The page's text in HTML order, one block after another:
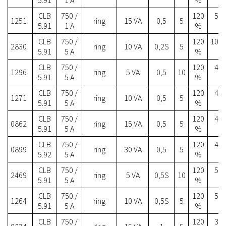
1251
CLB
5.91
750 /
1 A
ring 15 VA 0,5 5
120
%
2830
CLB
5.91
750 /
5 A
ring 10 VA 0,2S 5
120
%
1296
CLB
5.91
750 /
5 A
ring 5 VA 0,5 10
120
%
1271
CLB
5.91
750 /
5 A
ring 10 VA 0,5 5
120
%
0862
CLB
5.91
750 /
5 A
ring 15 VA 0,5 5
120
%
0899
CLB
5.92
750 /
5 A
ring 30 VA 0,5 5
120
%
2469
CLB
5.91
750 /
5 A
ring 5 VA 0,5S 10
120
%
1264
CLB
5.91
750 /
5 A
ring 10 VA 0,5S 5
120
%
CLB
750 /
120